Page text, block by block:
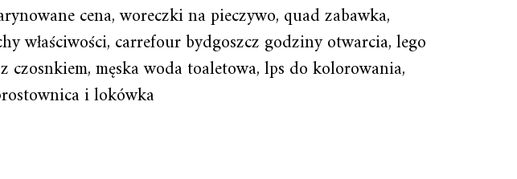
cena, woreczki na pieczywo, quad zabawka,
właściwości, carrefour bydgoszcz godziny otwarcia, lego
męska woda toaletowa, lps do kolorowania,
i lokówka